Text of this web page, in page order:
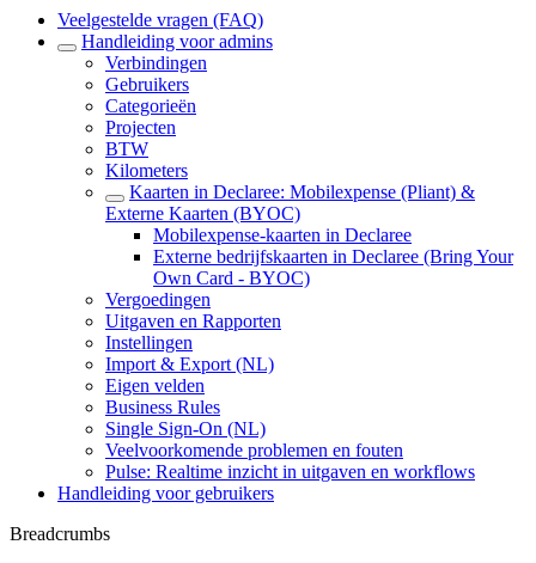
Veelgestelde vragen (FAQ)
Handleiding voor admins
Verbindingen
Gebruikers
Categorieën
Projecten
BTW
Kilometers
Kaarten in Declaree: Mobilexpense (Pliant) &
Externe Kaarten (BYOC)
Mobilexpense-kaarten in Declaree
Externe bedrijfskaarten in Declaree (Bring Your
Own Card - BYOC)
Vergoedingen
Uitgaven en Rapporten
Instellingen
Import & Export (NL)
Eigen velden
Business Rules
Single Sign-On (NL)
Veelvoorkomende problemen en fouten
Pulse: Realtime inzicht in uitgaven en workflows
Handleiding voor gebruikers
Breadcrumbs